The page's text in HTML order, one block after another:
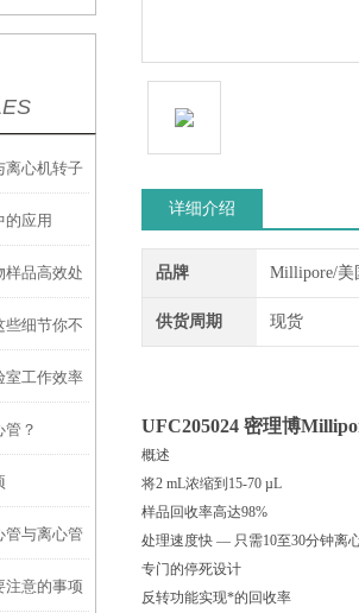
离心机转子
的应用
样品高效处
些细节你不
室工作效率
？
管与离心管
注意的事项
详细介绍
品牌 Millipore/美
供货周期 现货
UFC205024 密理博
概述
将2 mL浓缩到15-70 µL
样品回收率高达98%
处理速度快 — 只需10至30分钟离
专门的停死设计
反转功能实现*的回收率